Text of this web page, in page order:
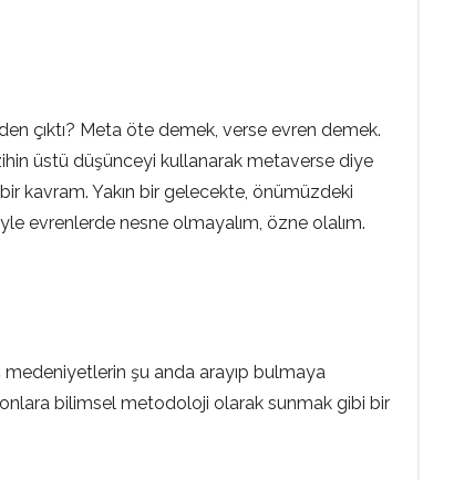
çıktı? Meta öte demek, verse evren demek.
üstü düşünceyi kullanarak metaverse diye
kavram. Yakın bir gelecekte, önümüzdeki
evrenlerde nesne olmayalım, özne olalım.
şu anda arayıp bulmaya
onlara bilimsel metodoloji olarak sunmak gibi bir